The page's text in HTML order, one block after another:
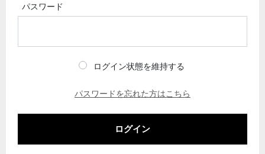
パスワード
ログイン状態を維持する
パスワードを忘れた方はこちら
ログイン